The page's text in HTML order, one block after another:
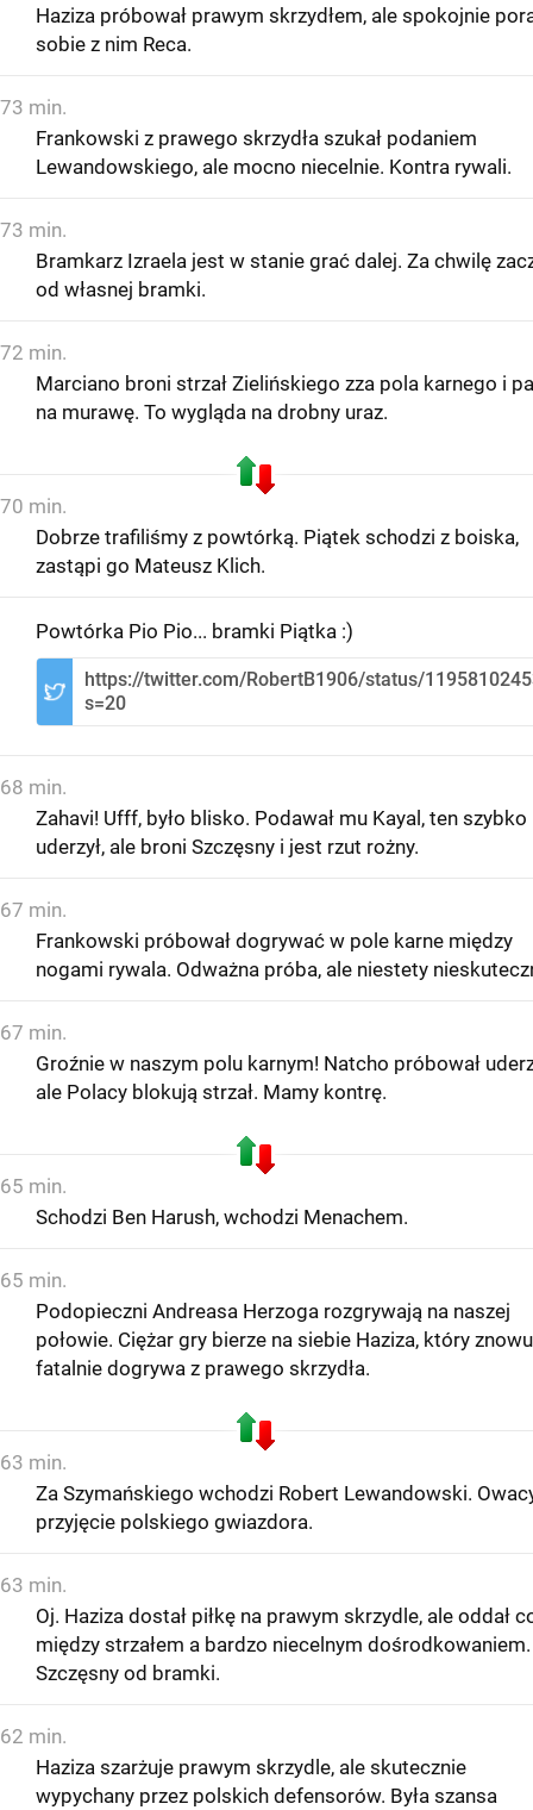
Haziza próbował prawym skrzydłem, ale spokojnie
sobie z nim Reca.
73 min.
Frankowski z prawego skrzydła szukał podaniem
Lewandowskiego, ale mocno niecelnie. Kontra rywali.
73 min.
Bramkarz Izraela jest w stanie grać dalej. Za chwilę
od własnej bramki.
72 min.
Marciano broni strzał Zielińskiego zza pola karnego i
na murawę. To wygląda na drobny uraz.
70 min.
Dobrze trafiliśmy z powtórką. Piątek schodzi z boiska,
zastąpi go Mateusz Klich.
Powtórka Pio Pio... bramki Piątka :)
https://twitter.com/RobertB1906/status/
s=20
68 min.
Zahavi! Ufff, było blisko. Podawał mu Kayal, ten szybko
uderzył, ale broni Szczęsny i jest rzut rożny.
67 min.
Frankowski próbował dogrywać w pole karne między
nogami rywala. Odważna próba, ale niestety
67 min.
Groźnie w naszym polu karnym! Natcho próbował
ale Polacy blokują strzał. Mamy kontrę.
65 min.
Schodzi Ben Harush, wchodzi Menachem.
65 min.
Podopieczni Andreasa Herzoga rozgrywają na naszej
połowie. Ciężar gry bierze na siebie Haziza, który znowu
fatalnie dogrywa z prawego skrzydła.
63 min.
Za Szymańskiego wchodzi Robert Lewandowski.
przyjęcie polskiego gwiazdora.
63 min.
Oj. Haziza dostał piłkę na prawym skrzydle, ale oddał
między strzałem a bardzo niecelnym dośrodkowaniem.
Szczęsny od bramki.
62 min.
Haziza szarżuje prawym skrzydle, ale skutecznie
wypychany przez polskich defensorów. Była szansa